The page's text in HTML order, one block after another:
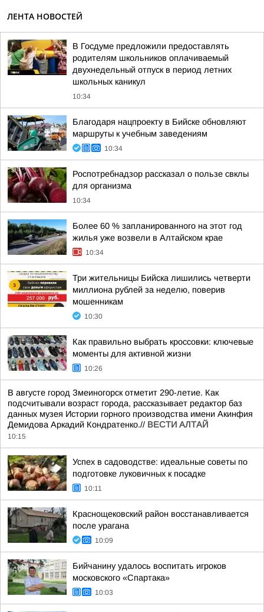
ЛЕНТА НОВОСТЕЙ
В Госдуме предложили предоставлять
родителям школьников оплачиваемый
двухнедельный отпуск в период летних
школьных каникул
10:34
Благодаря нацпроекту в Бийске обновляют
маршруты к учебным заведениям
10:34
Роспотребнадзор рассказал о пользе свклы
для организма
10:34
Более 60 % запланированного на этот год
жилья уже возвели в Алтайском крае
10:34
Три жительницы Бийска лишились четверти
миллиона рублей за неделю, поверив
мошенникам
10:30
Как правильно выбрать кроссовки: ключевые
моменты для активной жизни
10:26
В августе город Змеиногорск отметит 290-летие. Как
подсчитывали возраст города, рассказывает редактор баз
данных музея Истории горного производства имени Акинфия
Демидова Аркадий Кондратенко.// ВЕСТИ АЛТАЙ
10:15
Успех в садоводстве: идеальные советы по
подготовке луковичных к посадке
10:11
Краснощековский район восстанавливается
после урагана
10:09
Бийчанину удалось воспитать игроков
московского «Спартака»
10:03